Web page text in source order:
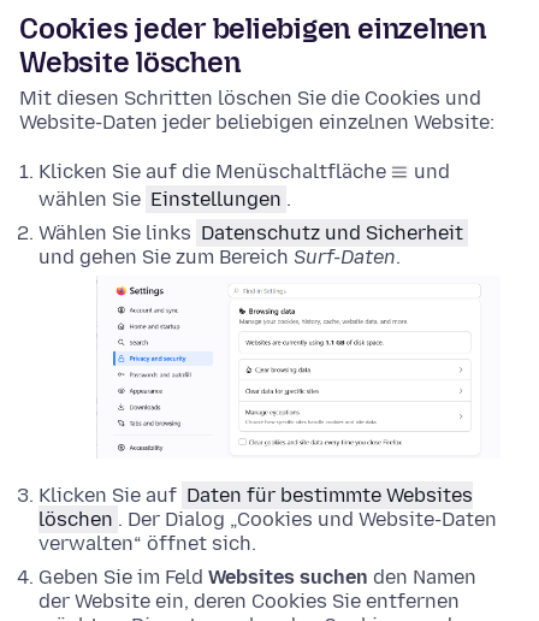
Cookies jeder beliebigen einzelnen
Website löschen
Mit diesen Schritten löschen Sie die Cookies und
Website-Daten jeder beliebigen einzelnen Website:
Klicken Sie auf die Menüschaltfläche
und
wählen Sie Einstellungen .
Wählen Sie links Datenschutz und Sicherheit
und gehen Sie zum Bereich Surf-Daten.
Klicken Sie auf Daten für bestimmte Websites
löschen . Der Dialog „Cookies und Website-Daten
verwalten“ öffnet sich.
Geben Sie im Feld Websites suchen den Namen
der Website ein, deren Cookies Sie entfernen